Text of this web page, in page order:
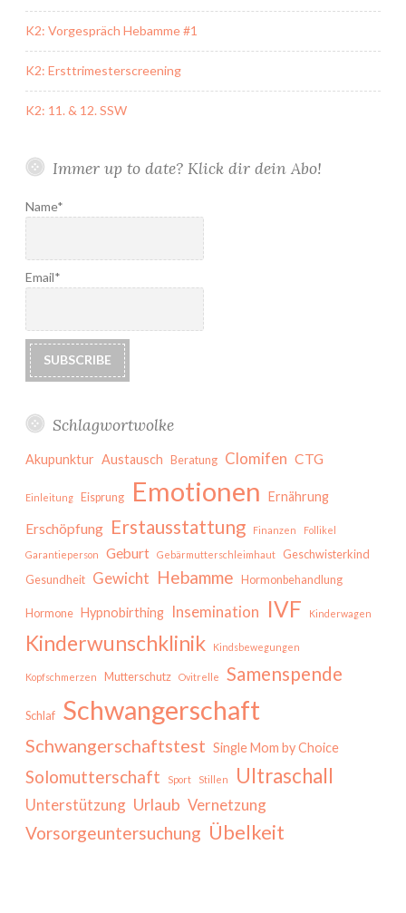
K2: Vorgespräch Hebamme #1
K2: Ersttrimesterscreening
K2: 11. & 12. SSW
Immer up to date? Klick dir dein Abo!
Name*
Email*
Schlagwortwolke
Akupunktur Austausch Beratung Clomifen CTG
Einleitung Eisprung Emotionen Ernährung
Erschöpfung Erstausstattung Finanzen Follikel
Garantieperson Geburt Gebärmutterschleimhaut
Geschwisterkind
Gesundheit Gewicht Hebamme Hormonbehandlung
Hormone Hypnobirthing Insemination IVF Kinderwagen
Kinderwunschklinik Kindsbewegungen
Kopfschmerzen Mutterschutz Ovitrelle Samenspende
Schlaf Schwangerschaft
Schwangerschaftstest Single Mom by Choice
Solomutterschaft Sport Stillen Ultraschall
Unterstützung Urlaub Vernetzung
Vorsorgeuntersuchung Übelkeit